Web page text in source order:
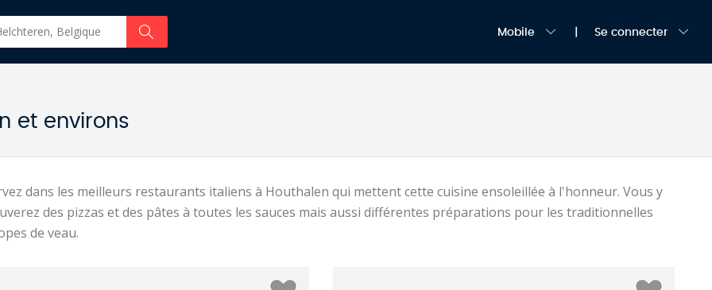
Mobile Se connecter
et environs
dans les meilleurs restaurants italiens à Houthalen qui mettent cette cuisine ensoleillée à l'honneur. Vous y
des pizzas et des pâtes à toutes les sauces mais aussi différentes préparations pour les traditionnelles
de veau.